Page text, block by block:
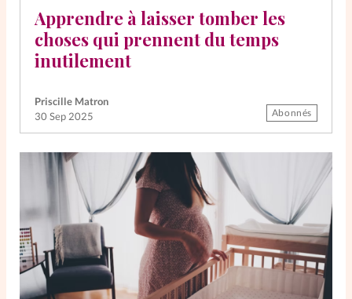
Apprendre à laisser tomber les
choses qui prennent du temps
inutilement
Priscille Matron
30 Sep 2025
Abonnés